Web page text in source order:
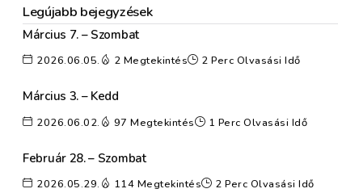
Legújabb bejegyzések
Március 7. – Szombat
2026.06.05. 2 Megtekintés 2 Perc Olvasási Idő
Március 3. – Kedd
2026.06.02. 97 Megtekintés 1 Perc Olvasási Idő
Február 28. – Szombat
2026.05.29. 114 Megtekintés 2 Perc Olvasási Idő